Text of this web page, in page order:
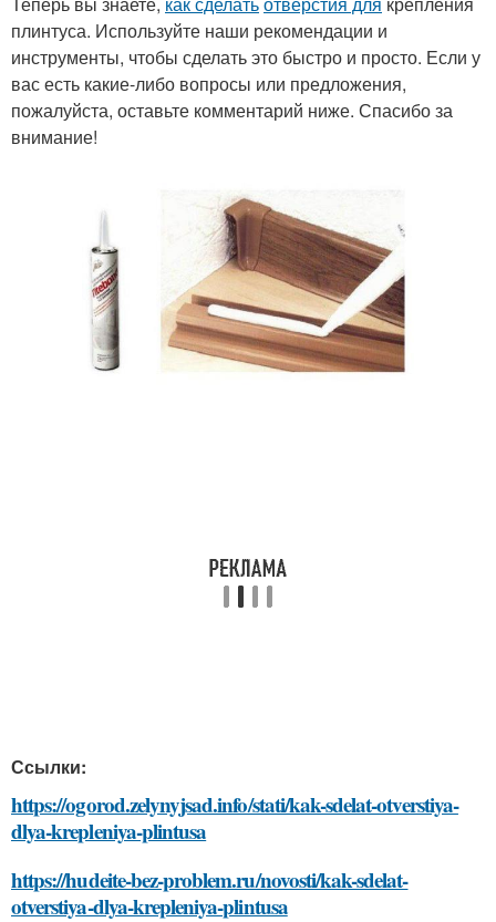
плинтуса. Используйте наши рекомендации и
инструменты, чтобы сделать это быстро и просто. Если у
вас есть какие-либо вопросы или предложения,
пожалуйста, оставьте комментарий ниже. Спасибо за
внимание!
Ссылки:
https://ogorod.zelynyjsad.info/stati/kak-sdelat-otverstiya-
dlya-krepleniya-plintusa
https://hudeite-bez-problem.ru/novosti/kak-sdelat-
otverstiya-dlya-krepleniya-plintusa